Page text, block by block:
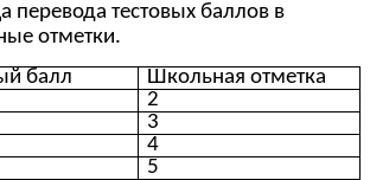
перевода тестовых баллов в
отметки.
балл
Школьная отметка
2
3
4
5